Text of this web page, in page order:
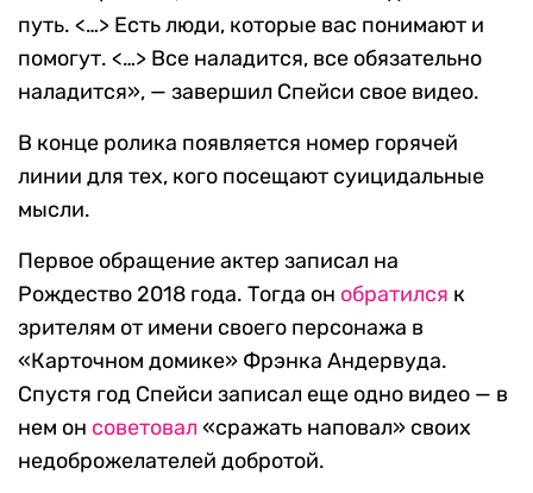
путь. <…> Есть люди, которые вас понимают и
помогут. <…> Все наладится, все обязательно
наладится», — завершил Спейси свое видео.
В конце ролика появляется номер горячей
линии для тех, кого посещают суицидальные
мысли.
Первое обращение актер записал на
Рождество 2018 года. Тогда он обратился к
зрителям от имени своего персонажа в
«Карточном домике» Фрэнка Андервуда.
Спустя год Спейси записал еще одно видео — в
нем он советовал «сражать наповал» своих
недоброжелателей добротой.